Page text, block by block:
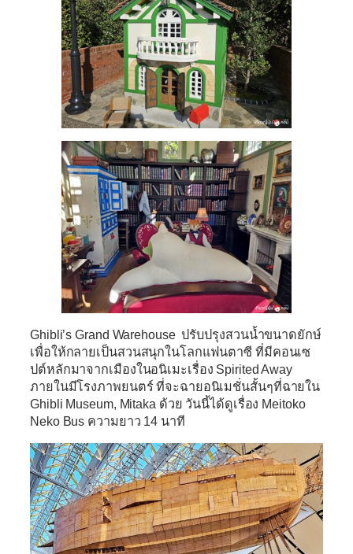
Ghibli’s Grand Warehouseปรับปรุงสวนน้ำขนาดยักษ์
เพื่อให้กลายเป็นสวนสนุกในโลกแฟนตาซี ที่มีคอนเซ
ปต์หลักมาจากเมืองในอนิเมะเรื่อง Spirited Away
ภายในมีโรงภาพยนตร์ ที่จะฉายอนิเมชั่นสั้นๆที่ฉายใน
Ghibli Museum, Mitaka ด้วย วันนี้ได้ดูเรื่อง Meitoko
Neko Bus ความยาว 14 นาที